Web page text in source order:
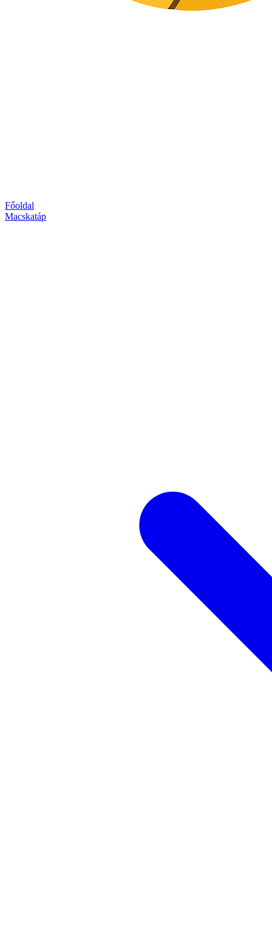
Főoldal
Macskatáp